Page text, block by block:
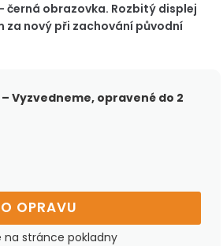
černá obrazovka. Rozbitý displej
za nový při zachování původní
– Vyzvedneme, opravené do 2
OPRAVU
na stránce pokladny